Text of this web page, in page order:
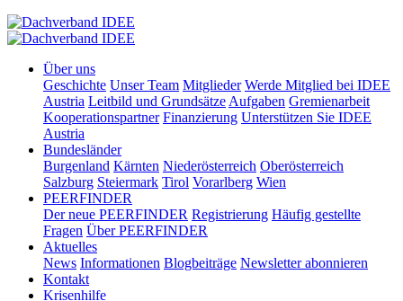
Über uns
Geschichte Unser Team Mitglieder Werde Mitglied bei IDEE
Austria Leitbild und Grundsätze Aufgaben Gremienarbeit
Kooperationspartner Finanzierung Unterstützen Sie IDEE
Austria
Bundesländer
Burgenland Kärnten Niederösterreich Oberösterreich
Salzburg Steiermark Tirol Vorarlberg Wien
PEERFINDER
Der neue PEERFINDER Registrierung Häufig gestellte
Fragen Über PEERFINDER
Aktuelles
News Informationen Blogbeiträge Newsletter abonnieren
Kontakt
Krisenhilfe